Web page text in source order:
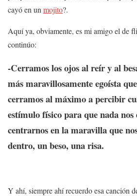
cayó en un mojito?.
Aquí ya, obviamente, es mi amigo el de
continúo:
-Cerramos los ojos al reír y al
más maravillosamente egoísta
cerramos al máximo a percibir
estímulo físico para que nada
centrarnos en la maravilla que
dentro, un beso, una risa.
Y ahí, siempre ahí recuerdo esa canción